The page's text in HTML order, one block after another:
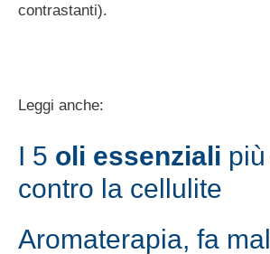
contrastanti).
Leggi anche:
I 5 oli essenziali
contro la cellulite
Aromaterapia, fa